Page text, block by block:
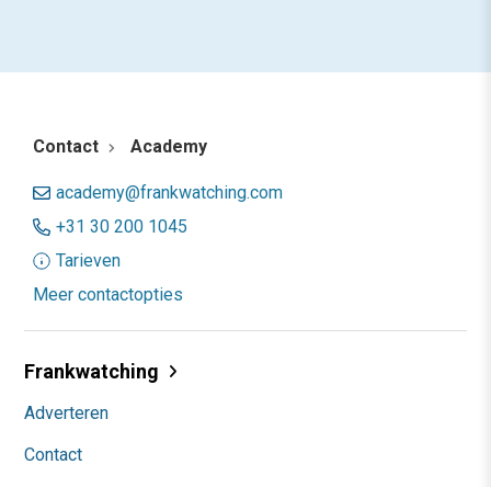
Contact Academy
academy@frankwatching.com
+31 30 200 1045
Tarieven
Meer contactopties
Frankwatching
Adverteren
Contact